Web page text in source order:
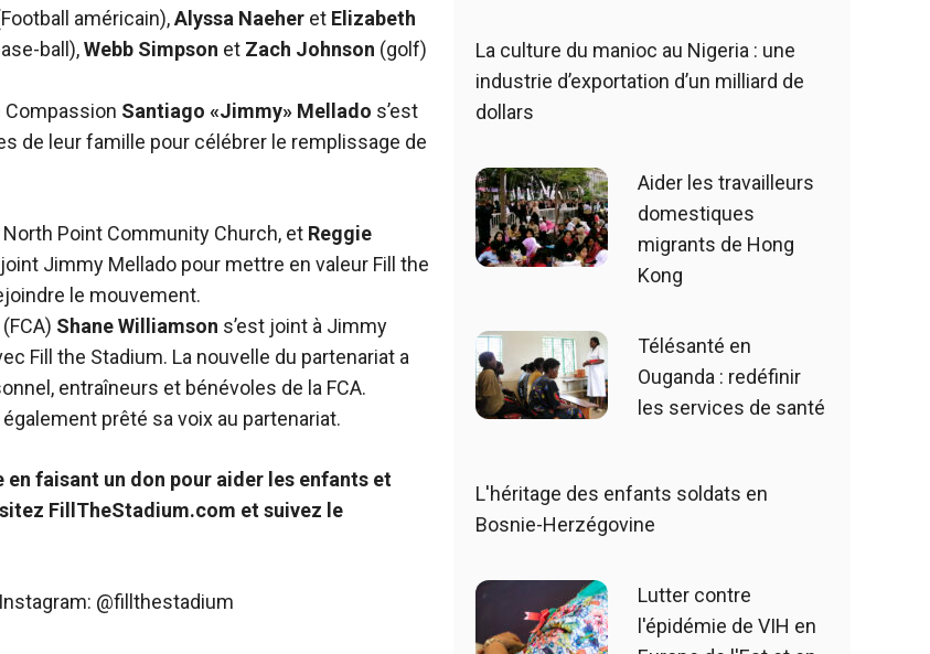
américain),Alyssa Naeher et Elizabeth
ball),Webb Simpson et Zach Johnson (golf)
Compassion Santiago «Jimmy» Mellado s’est
de leur famille pour célébrer le remplissage de
Point Community Church, et Reggie
Jimmy Mellado pour mettre en valeur Fill the
le mouvement.
Shane Williamson s’est joint à Jimmy
Fill the Stadium. La nouvelle du partenariat a
entraîneurs et bénévoles de la FCA.
également prêté sa voix au partenariat.
faisant un don pour aider les enfants et
FillTheStadium.com et suivez le
@fillthestadium
La culture du manioc au Nigeria : une
industrie d’exportation d’un milliard de
dollars
Aider les travailleurs
domestiques
migrants de Hong
Kong
Télésanté en
Ouganda : redéfinir
les services de santé
L'héritage des enfants soldats en
Bosnie-Herzégovine
Lutter contre
l'épidémie de VIH en